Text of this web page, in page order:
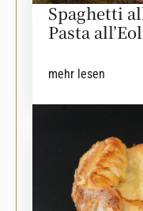
Spaghetti
Pasta
mehr lesen